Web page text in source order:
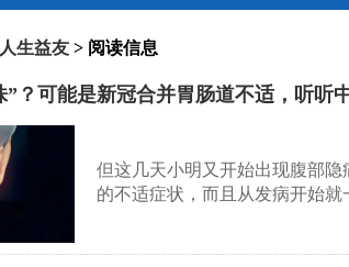
人生益友 > 阅读信息
”？可能是新冠合并胃肠道不适，听听
但这几天小明又开始出现腹部
的不适症状，而且从发病开始就